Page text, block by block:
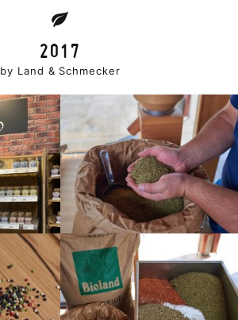
2017
by Land & Schmecker